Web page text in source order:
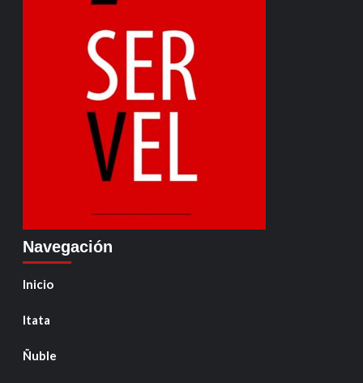
Navegación
Inicio
Itata
Ñuble